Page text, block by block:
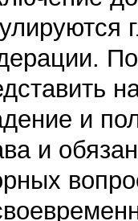
По
и
и